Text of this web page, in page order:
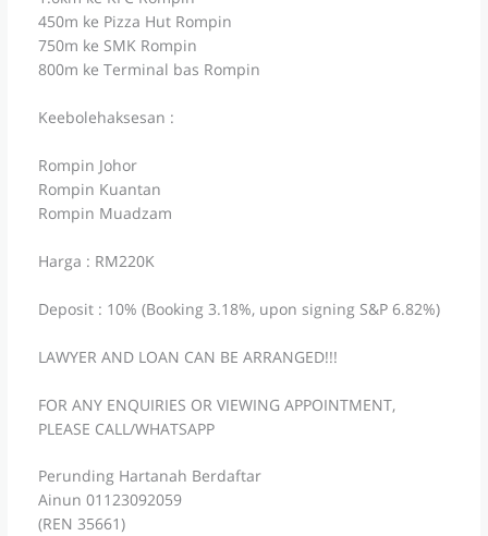
450m ke Pizza Hut Rompin
750m ke SMK Rompin
800m ke Terminal bas Rompin
Keebolehaksesan :
Rompin Johor
Rompin Kuantan
Rompin Muadzam
Harga : RM220K
Deposit : 10% (Booking 3.18%, upon signing S&P 6.82%)
LAWYER AND LOAN CAN BE ARRANGED!!!
FOR ANY ENQUIRIES OR VIEWING APPOINTMENT,
PLEASE CALL/WHATSAPP
Perunding Hartanah Berdaftar
Ainun 01123092059
(REN 35661)